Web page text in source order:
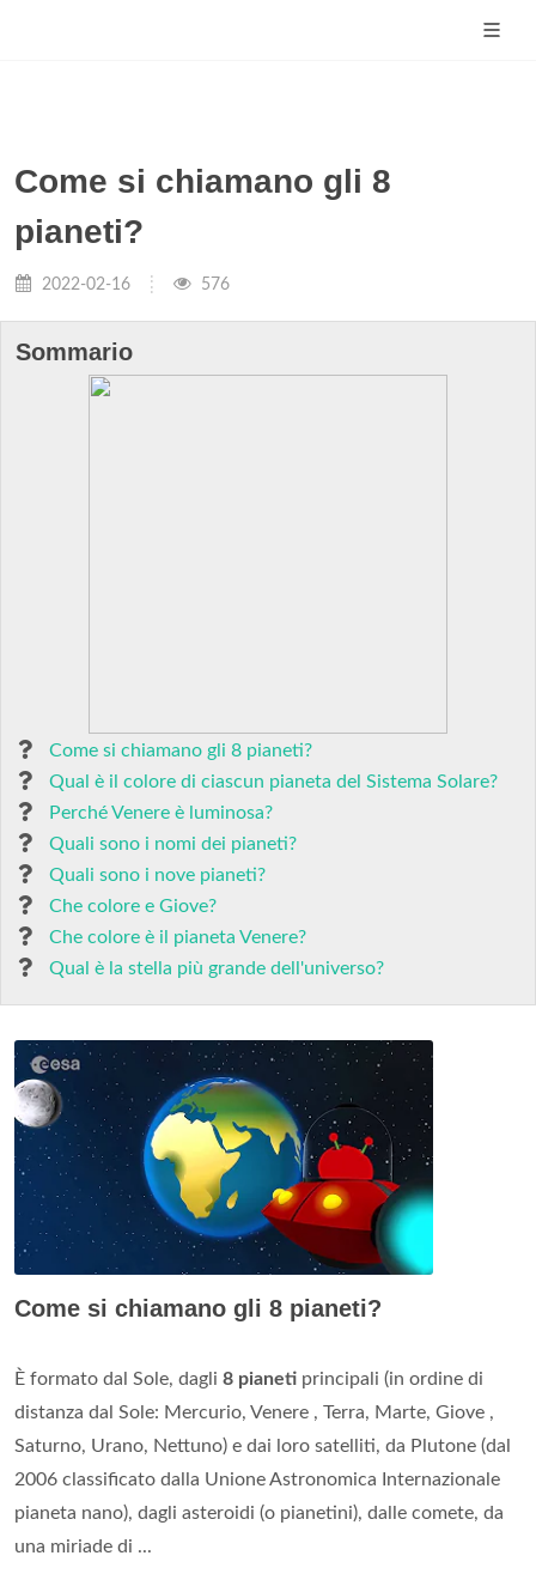
Come si chiamano gli 8
pianeti?
2022-02-16 576
Sommario
Come si chiamano gli 8 pianeti?
Qual è il colore di ciascun pianeta del Sistema Solare?
Perché Venere è luminosa?
Quali sono i nomi dei pianeti?
Quali sono i nove pianeti?
Che colore e Giove?
Che colore è il pianeta Venere?
Qual è la stella più grande dell'universo?
Come si chiamano gli 8 pianeti?
È formato dal Sole, dagli 8 pianeti principali (in ordine di
distanza dal Sole: Mercurio, Venere , Terra, Marte, Giove ,
Saturno, Urano, Nettuno) e dai loro satelliti, da Plutone (dal
2006 classificato dalla Unione Astronomica Internazionale
pianeta nano), dagli asteroidi (o pianetini), dalle comete, da
una miriade di ...